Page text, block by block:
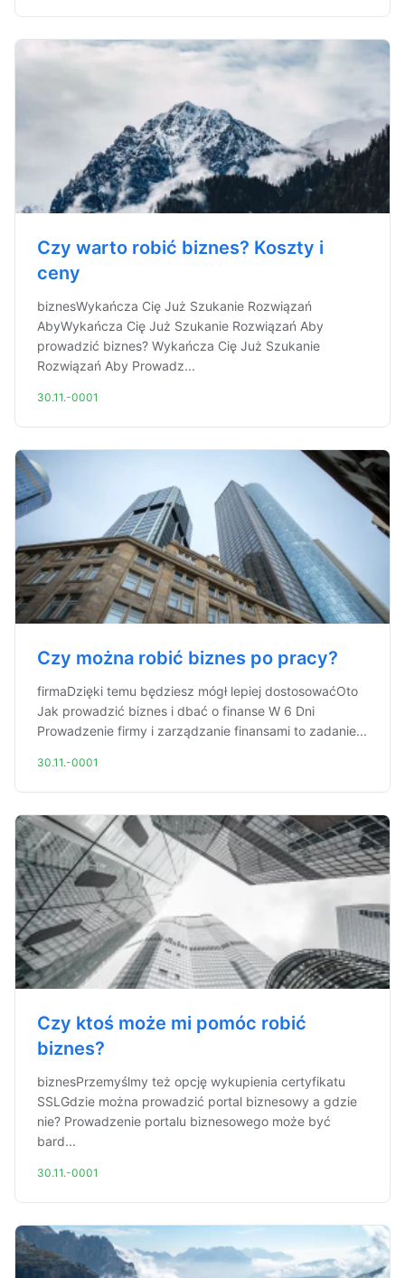
Czy warto robić biznes? Koszty i
ceny
biznesWykańcza Cię Już Szukanie Rozwiązań
AbyWykańcza Cię Już Szukanie Rozwiązań Aby
prowadzić biznes? Wykańcza Cię Już Szukanie
Rozwiązań Aby Prowadz...
30.11.-0001
Czy można robić biznes po pracy?
firmaDzięki temu będziesz mógł lepiej dostosowaćOto
Jak prowadzić biznes i dbać o finanse W 6 Dni
Prowadzenie firmy i zarządzanie finansami to zadanie...
30.11.-0001
Czy ktoś może mi pomóc robić
biznes?
biznesPrzemyślmy też opcję wykupienia certyfikatu
SSLGdzie można prowadzić portal biznesowy a gdzie
nie? Prowadzenie portalu biznesowego może być
bard...
30.11.-0001